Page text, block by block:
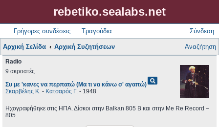
rebetiko.sealabs.net
Γρήγορες συνδέσεις Τραγούδια Σύνδεση
Αρχική Σελίδα Αρχική Συζητήσεων Αναζήτηση
Radio
9 ακροατές
Συ με 'κανες να περπατώ (Μα τι να κάνω σ' αγαπώ)pageview
Σκαρβέλης Κ. - Κατσαρός Γ. - 1948
Ηχογραφήθηκε στις ΗΠΑ. Δίσκοι στην Balkan 805 B και στην Me Re Record ‎–
805